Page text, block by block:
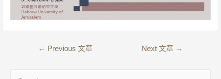
← Previous 文章 Next 文章 →